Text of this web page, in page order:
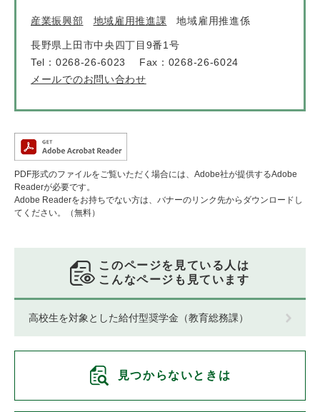
産業振興部 地域雇用推進課 地域雇用推進係
長野県上田市中央四丁目9番1号
Tel：0268-26-6023
Fax：0268-26-6024
メールでのお問い合わせ
PDF形式のファイルをご覧いただく場合には、Adobe社が提供するAdobe
Readerが必要です。
Adobe Readerをお持ちでない方は、バナーのリンク先からダウンロードし
てください。（無料）
このページを見ている人は
こんなページも見ています
高校生を対象とした給付型奨学金（教育総務課）
見つからないときは